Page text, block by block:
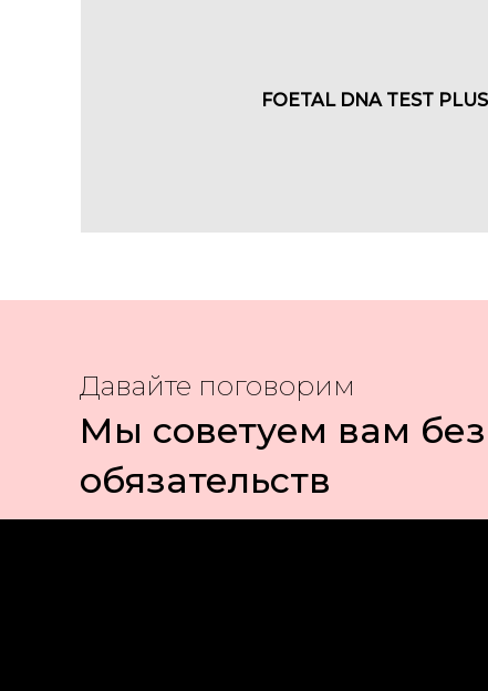
FOETAL DNA TEST PLUS
Давайте поговорим
Мы советуем вам без
обязательств